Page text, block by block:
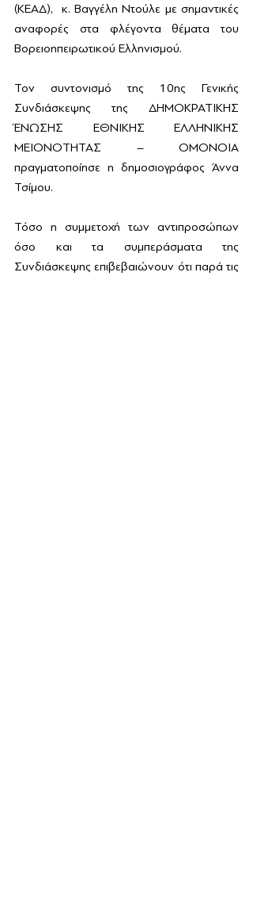
(ΚΕΑΔ),  κ. Βαγγέλη Ντούλε με σημαντικές
αναφορές στα φλέγοντα θέματα του
Βορειοηπειρωτικού Ελληνισμού.
Τον συντονισμό της 10ης Γενικής
Συνδιάσκεψης της ΔΗΜΟΚΡΑΤΙΚΗΣ
ΈΝΩΣΗΣ ΕΘΝΙΚΗΣ ΕΛΛΗΝΙΚΗΣ
ΜΕΙΟΝΟΤΗΤΑΣ – ΟΜΟΝΟΙΑ
πραγματοποίησε η δημοσιογράφος Άννα
Τσίμου.
Τόσο η συμμετοχή των αντιπροσώπων
όσο και τα συμπεράσματα της
Συνδιάσκεψης επιβεβαιώνουν ότι παρά τις